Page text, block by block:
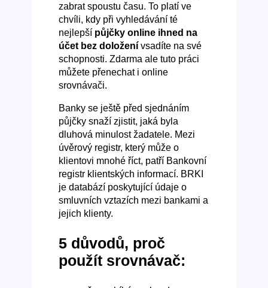
zabrat spoustu času. To platí ve
chvíli, kdy při vyhledávání té
nejlepší půjčky online ihned na
účet bez doložení vsadíte na své
schopnosti. Zdarma ale tuto práci
můžete přenechat i online
srovnávači.
Banky se ještě před sjednáním
půjčky snaží zjistit, jaká byla
dluhová minulost žadatele. Mezi
úvěrový registr, který může o
klientovi mnohé říct, patří Bankovní
registr klientských informací. BRKI
je databází poskytující údaje o
smluvních vztazích mezi bankami a
jejich klienty.
5 důvodů, proč
použít srovnávač: